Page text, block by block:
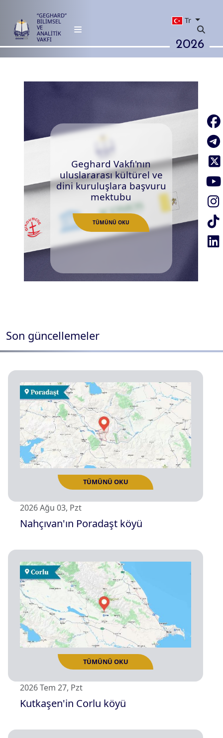
“GEGHARD”
BİLİMSEL
VE
ANALİTİK
VAKFI
Tr
2026
Geghard Vakfı'nın
uluslararası kültürel ve
dini kuruluşlara başvuru
TÜMÜNÜ OKU
Son güncellemeler
TÜMÜNÜ OKU
2026 Ağu 03, Pzt
Nahçıvan'ın Poradaşt köyü
2026 Tem 27, Pzt
Kutkaşen'in Corlu köyü